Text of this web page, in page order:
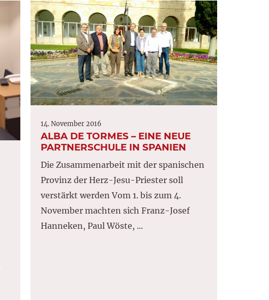
14. November 2016
ALBA DE TORMES – EINE NEUE
PARTNERSCHULE IN SPANIEN
Die Zusammenarbeit mit der spanischen
Provinz der Herz-Jesu-Priester soll
verstärkt werden Vom 1. bis zum 4.
November machten sich Franz-Josef
Hanneken, Paul Wöste, ...